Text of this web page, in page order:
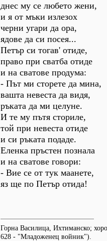
днес му се любето жени,
и я от мъки излезох
черни угари да ора,
ядове да си посея...
Петър си тогав' отиде,
право при сватба отиде
и на сватове продума:
- Път ми сторете да мина,
вашта невеста да видя,
ръката да ми целуне.
И те му пътя сториле,
той при невеста отиде
и си ръката подаде.
Еленка пръстен познала
и на сватове говори:
- Вие се от тук маанете,
яз ще по Петър отида!
Горна Василица, Ихтиманско;
628 - "Младоженец войник").